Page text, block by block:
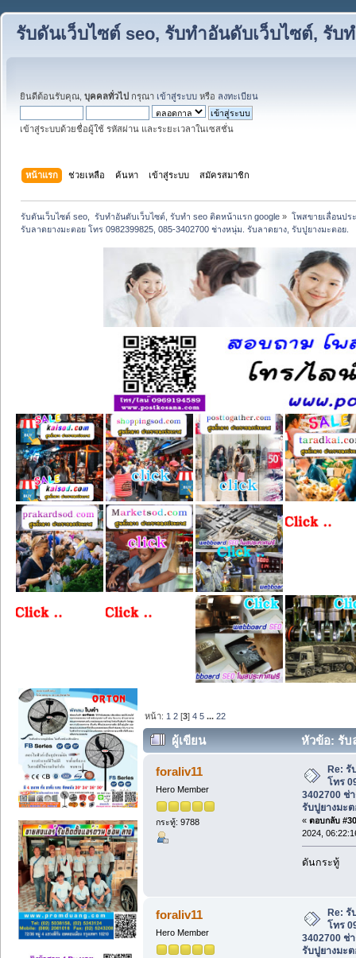
รับดันเว็บไซต์ seo, รับทำอันดับเว็บไซต์, รับ
ยินดีต้อนรับคุณ, บุคคลทั่วไป กรุณา เข้าสู่ระบบ หรือ ลงทะเบียน
เข้าสู่ระบบด้วยชื่อผู้ใช้ รหัสผ่าน และระยะเวลาในเซสชั่น
หน้าแรก ช่วยเหลือ ค้นหา เข้าสู่ระบบ สมัครสมาชิก
รับดันเว็บไซต์ seo,  รับทำอันดับเว็บไซต์, รับทำ seo ติดหน้าแรก google » โพสขายเลื่อนปร
รับลาดยางมะตอย โทร 0982399825, 085-3402700 ช่างหนุ่ม. รับลาดยาง, รับปูยางมะตอย.
หน้า: 1 2 [3]4 5 ...22
ผู้เขียน
หัวข้อ: รับ
3402700 ช่างหนุ่ม. รับลาดยาง, รับปูยา
foraliv11
Hero Member
กระทู้: 9788
Re: รั
โทร
3402700 ช่
รับปูยางมะต
« ตอบกลับ
2024,
ดันกระทู้
foraliv11
Hero Member
Re: รั
โทร
3402700 ช่
รับปูยางมะต